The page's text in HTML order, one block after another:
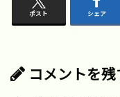
ポスト シェア
コメントを残